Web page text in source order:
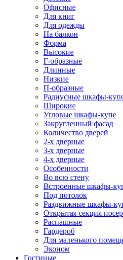
Офисные
Для книг
Для одежды
На балкон
Форма
Высокие
Г-образные
Длинные
Низкие
П-образные
Радиусные шкафы-
Широкие
Угловые шкафы-купе
Закругленный фасад
Количество дверей
2-х дверные
3-х дверные
4-х дверные
Особенности
Во всю стену
Встроенные шкафы-
Под потолок
Раздвижные шкафы-
Открытая секция
Распашные
Гардероб
Для маленького
Эконом
Гостиные